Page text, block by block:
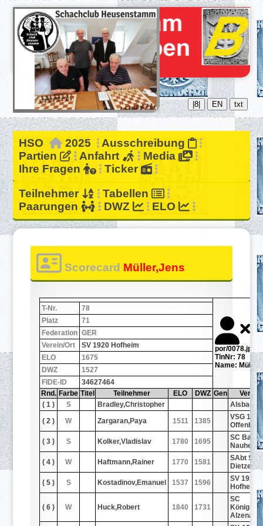
|8| EN txt
HSO 2025
Ausschreibung
Partien
Anfahrt
Media
Ihre Fragen
Ticker
Teilnehmer
Tabellen
Paarungen
DWZ ELO
Scorecard Müller,Jens
por/0078.jpg
TlnNr: 78
Name:
T-Nr.
78
Platz
71
Federation GER
Verein/Ort
SV 1920 Hofheim
ELO
1675
DWZ
1527
FIDE-ID
34627464
Rnd. Farbe Titel Teilnehmer ELO DWZ Gen
( 1 )
S Bradley,Christopher
Alsbach
( 2 )
W Zargaran,Paya 1511 1385
VSG 1880
( 3 )
S Kolker,Vladislav 1780 1695
SC Bad
Nauheim
( 4 )
W Haftmann,Rainer 1770 1581
SAbt SG
( 5 )
S Kostadinov,Emanuel 1537 1596
SV 1920
Hofheim
( 6 ) W Huck,Robert 1840 1731
SC
Alzenau